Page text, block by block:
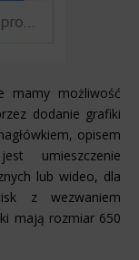
mamy możliwość
dodanie grafiki
opisem
umieszczenie
lub wideo, dla
z wezwaniem
mają rozmiar 650